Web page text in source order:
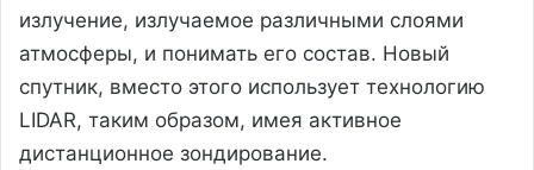
излучение, излучаемое различными слоями
атмосферы, и понимать его состав. Новый
спутник, вместо этого использует технологию
LIDAR, таким образом, имея активное
дистанционное зондирование.